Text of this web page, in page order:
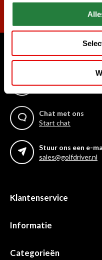
Waar kunnen we u mee
+31 85 06 02 099
Chat met ons
Start chat
Stuur ons een e-
sales@golfdriver.nl
Klantenservice
Informatie
Categorieën